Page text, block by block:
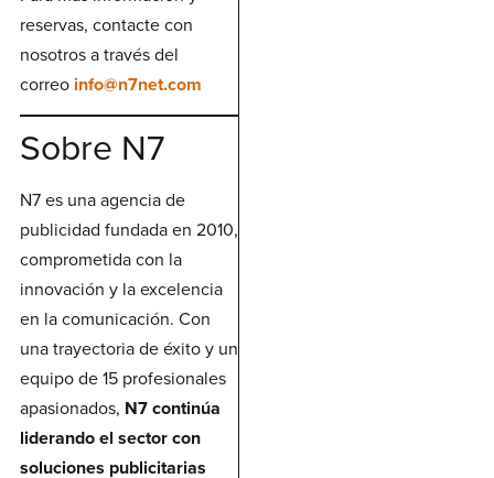
reservas, contacte con
nosotros a través del
correo info@n7net.com
Sobre N7
N7 es una agencia de
publicidad fundada en 2010,
comprometida con la
innovación y la excelencia
en la comunicación. Con
una trayectoria de éxito y un
equipo de 15 profesionales
apasionados, N7 continúa
liderando el sector con
soluciones publicitarias